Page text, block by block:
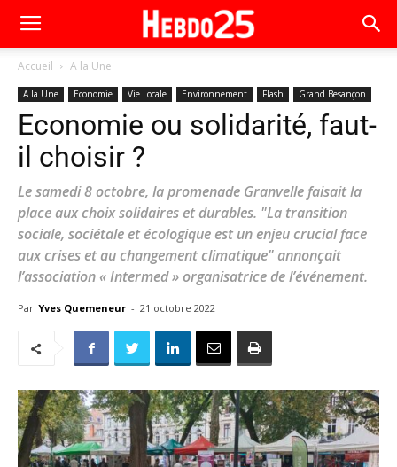
Accueil A la Une
A la Une Economie Vie Locale Environnement Flash Grand Besançon
Economie ou solidarité, faut-
il choisir ?
Le samedi 8 octobre, la promenade Granvelle faisait la
place aux choix solidaires et durables. "La transition
sociale, sociétale et écologique est un enjeu crucial face
aux crises et au changement climatique" annonçait
l’association « Intermed » organisatrice de l’événement.
Par Yves Quemeneur - 21 octobre 2022